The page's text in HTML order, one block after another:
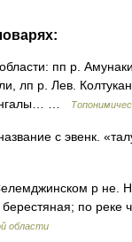
пп р.
лп р. Лев.
…
с эвенк.
р не.
по реке
области